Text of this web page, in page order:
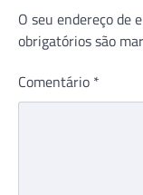
O seu endereço de
obrigatórios são
Comentário *